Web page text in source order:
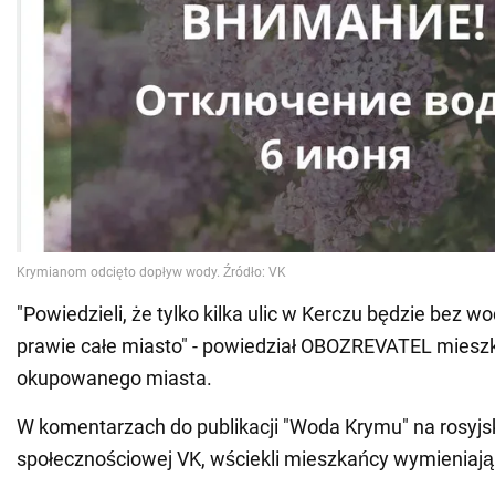
"Powiedzieli, że tylko kilka ulic w Kerczu będzie bez
prawie całe miasto" - powiedział OBOZREVATEL
okupowanego miasta.
W komentarzach do publikacji "Woda Krymu" na
społecznościowej VK, wściekli mieszkańcy